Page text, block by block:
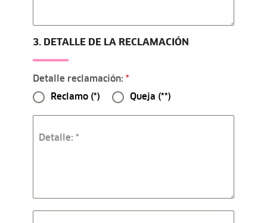
3. DETALLE DE LA RECLAMACIÓN
Detalle reclamación: *
Reclamo (*)
Queja (**)
Detalle: *